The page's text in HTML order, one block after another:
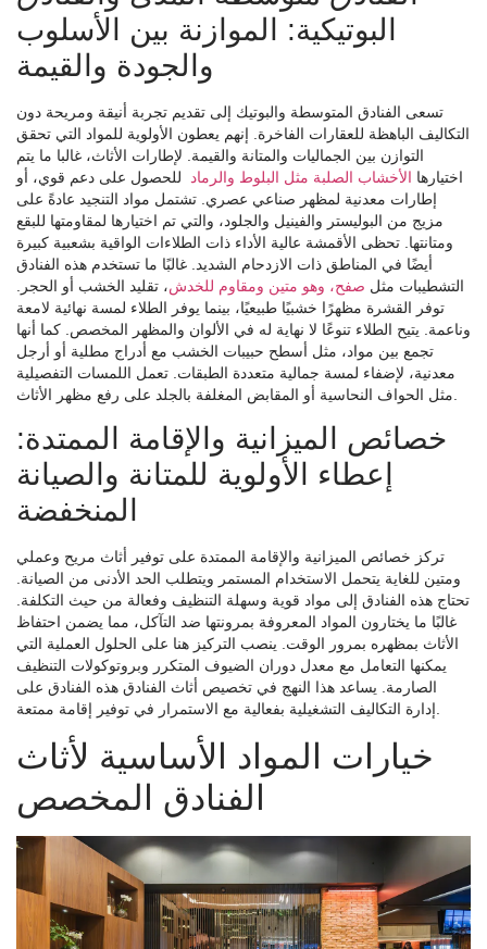
البوتيكية: الموازنة بين الأسلوب
والجودة والقيمة
تسعى الفنادق المتوسطة والبوتيك إلى تقديم تجربة أنيقة ومريحة دون
التكاليف الباهظة للعقارات الفاخرة. إنهم يعطون الأولوية للمواد التي تحقق
التوازن بين الجماليات والمتانة والقيمة. لإطارات الأثاث، غالبا ما يتم
اختيارها الأخشاب الصلبة مثل البلوط والرماد
للحصول على دعم قوي، أو
إطارات معدنية لمظهر صناعي عصري. تشتمل مواد التنجيد عادةً على
مزيج من البوليستر والفينيل والجلود، والتي تم اختيارها لمقاومتها للبقع
ومتانتها. تحظى الأقمشة عالية الأداء ذات الطلاءات الواقية بشعبية كبيرة
أيضًا في المناطق ذات الازدحام الشديد. غالبًا ما تستخدم هذه الفنادق
التشطيبات مثل صفح، وهو متين ومقاوم للخدش، تقليد الخشب أو الحجر.
توفر القشرة مظهرًا خشبيًا طبيعيًا، بينما يوفر الطلاء لمسة نهائية لامعة
وناعمة. يتيح الطلاء تنوعًا لا نهاية له في الألوان والمظهر المخصص. كما أنها
تجمع بين مواد، مثل أسطح حبيبات الخشب مع أدراج مطلية أو أرجل
معدنية، لإضفاء لمسة جمالية متعددة الطبقات. تعمل اللمسات التفصيلية
خصائص الميزانية والإقامة الممتدة:
إعطاء الأولوية للمتانة والصيانة
المنخفضة
تركز خصائص الميزانية والإقامة الممتدة على توفير أثاث مريح وعملي
ومتين للغاية يتحمل الاستخدام المستمر ويتطلب الحد الأدنى من الصيانة.
تحتاج هذه الفنادق إلى مواد قوية وسهلة التنظيف وفعالة من حيث التكلفة.
غالبًا ما يختارون المواد المعروفة بمرونتها ضد التآكل، مما يضمن احتفاظ
الأثاث بمظهره بمرور الوقت. ينصب التركيز هنا على الحلول العملية التي
يمكنها التعامل مع معدل دوران الضيوف المتكرر وبروتوكولات التنظيف
الصارمة. يساعد هذا النهج في تخصيص أثاث الفنادق هذه الفنادق على
إدارة التكاليف التشغيلية بفعالية مع الاستمرار في توفير إقامة ممتعة.
خيارات المواد الأساسية لأثاث
الفنادق المخصص